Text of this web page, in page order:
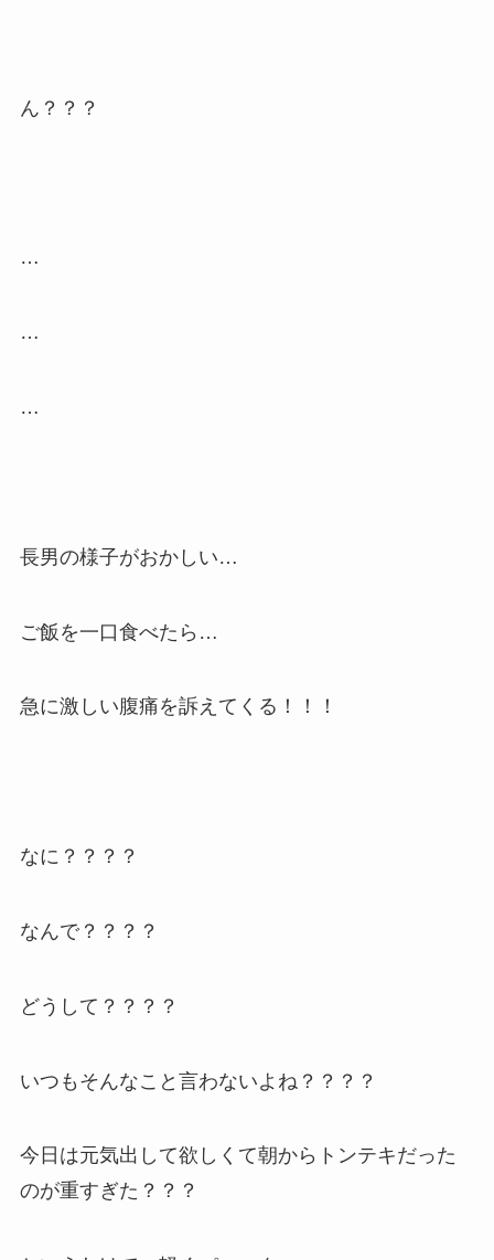
ん？？？
…
…
…
長男の様子がおかしい…
ご飯を一口食べたら…
急に激しい腹痛を訴えてくる！！！
なに？？？？
なんで？？？？
どうして？？？？
いつもそんなこと言わないよね？？？？
今日は元気出して欲しくて朝からトンテキだった
のが重すぎた？？？